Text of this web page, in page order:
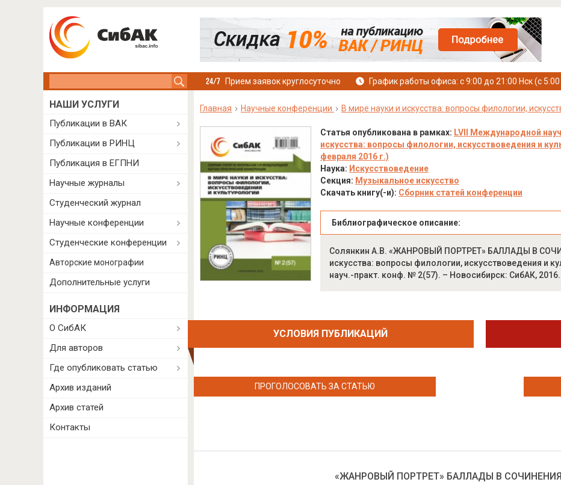
Прием заявок круглосуточно График работы офиса: с 9:00 до 21:00 Нск (с
Главная Научные конференции В мире науки и искусства: вопросы филологии,
Статья опубликована в рамках: LVII Международной
искусства: вопросы филологии, искусствоведения и
февраля 2016 г.)
Наука: Искусствоведение
Секция: Музыкальное искусство
Скачать книгу(-и): Сборник статей конференции
Библиографическое описание:
Солянкин А.В. «ЖАНРОВЫЙ ПОРТРЕТ» БАЛЛАДЫ В
искусства: вопросы филологии, искусствоведения и
науч.-практ. конф. № 2(57). – Новосибирск: СибАК, 2016.
УСЛОВИЯ ПУБЛИКАЦИЙ
ПРОГОЛОСОВАТЬ ЗА СТАТЬЮ
«ЖАНРОВЫЙ ПОРТРЕТ» БАЛЛАДЫ В
НАШИ УСЛУГИ
Публикации в ВАК
Публикации в РИНЦ
Публикация в ЕГПНИ
Научные журналы
Студенческий журнал
Научные конференции
Студенческие конференции
Авторские монографии
Дополнительные услуги
ИНФОРМАЦИЯ
О СибАК
Для авторов
Где опубликовать статью
Архив изданий
Архив статей
Контакты